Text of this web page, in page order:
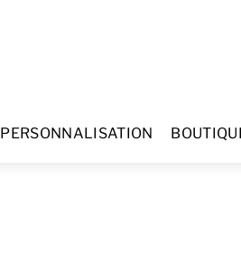
PERSONNALISATION